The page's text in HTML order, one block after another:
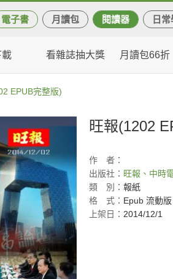
電子書 月讀包 閱讀器 日
載 看雜誌抽大獎 月讀包66折
EPUB完整版)
旺報(1202
作
者：
出版社： 旺報、中時
類
別： 報紙
格
式： Epub 流動版
上架日： 2014/12/1